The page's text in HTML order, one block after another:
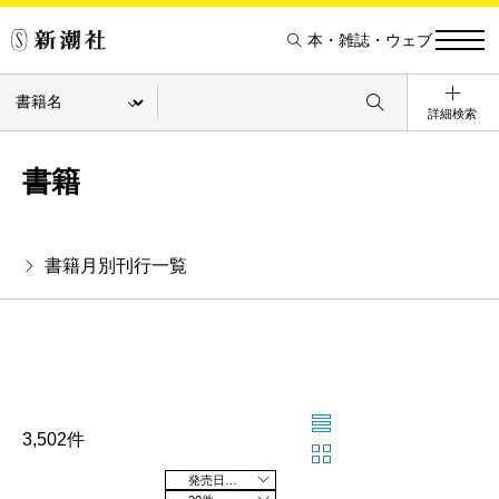
本・雑誌・ウェブ
詳細検索
書籍
書籍月別刊行一覧
3,502件